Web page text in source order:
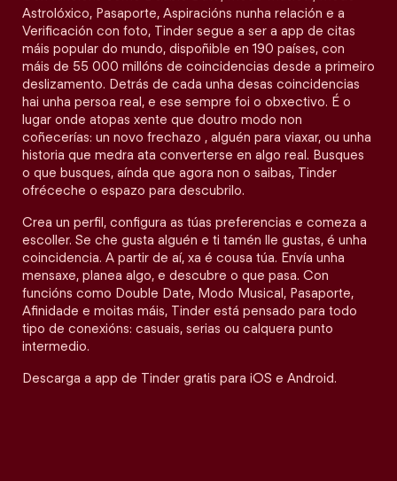
Astrolóxico, Pasaporte, Aspiracións nunha relación e a
Verificación con foto, Tinder segue a ser a app de citas
máis popular do mundo, dispoñible en 190 países, con
máis de 55 000 millóns de coincidencias desde a primeiro
deslizamento. Detrás de cada unha desas coincidencias
hai unha persoa real, e ese sempre foi o obxectivo. É o
lugar onde atopas xente que doutro modo non
coñecerías: un novo frechazo , alguén para viaxar, ou unha
historia que medra ata converterse en algo real. Busques
o que busques, aínda que agora non o saibas, Tinder
ofréceche o espazo para descubrilo.
Crea un perfil, configura as túas preferencias e comeza a
escoller. Se che gusta alguén e ti tamén lle gustas, é unha
coincidencia. A partir de aí, xa é cousa túa. Envía unha
mensaxe, planea algo, e descubre o que pasa. Con
funcións como Double Date, Modo Musical, Pasaporte,
Afinidade e moitas máis, Tinder está pensado para todo
tipo de conexións: casuais, serias ou calquera punto
intermedio.
Descarga a app de Tinder gratis para iOS e Android.